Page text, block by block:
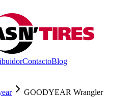
ContactoBlog
GOODYEAR Wrangler